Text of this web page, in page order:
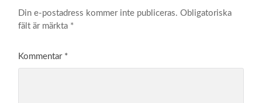
Din e-postadress kommer inte publiceras. Obligatoriska
fält är märkta *
Kommentar *